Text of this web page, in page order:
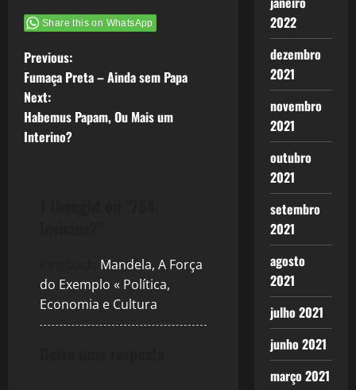
Share this on WhatsApp
P
o
s
Previous:
Fumaça Preta – Ainda sem Papa
Next:
Habemus Papam, Ou Mais um
Interino?
Mandela, A Força
do Exemplo « Política,
Economia e Cultura
2022
dezembro
2021
novembro
2021
outubro
2021
setembro
2021
agosto
2021
julho 2021
junho 2021
março 2021